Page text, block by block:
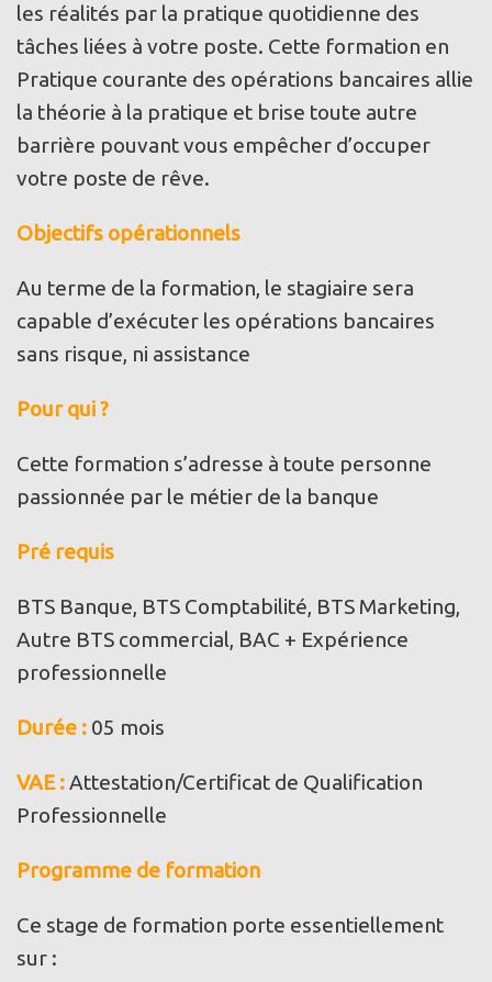
les réalités par la pratique quotidienne des
tâches liées à votre poste. Cette formation en
Pratique courante des opérations bancaires allie
la théorie à la pratique et brise toute autre
barrière pouvant vous empêcher d’occuper
votre poste de rêve.
Objectifs opérationnels
Au terme de la formation, le stagiaire sera
capable d’exécuter les opérations bancaires
sans risque, ni assistance
Pour qui ?
Cette formation s’adresse à toute personne
passionnée par le métier de la banque
Pré requis
BTS Banque, BTS Comptabilité, BTS Marketing,
Autre BTS commercial, BAC + Expérience
professionnelle
Durée : 05 mois
VAE :Attestation/Certificat de Qualification
Professionnelle
Programme de formation
Ce stage de formation porte essentiellement
sur :